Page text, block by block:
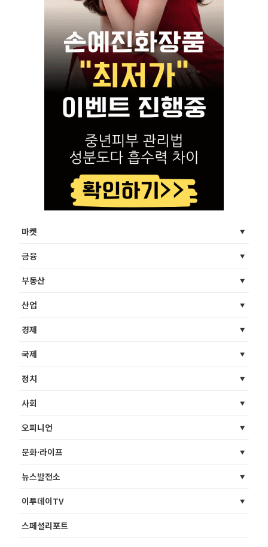
마켓
금융
부동산
산업
경제
국제
정치
사회
오피니언
문화·라이프
뉴스발전소
이투데이TV
스페셜리포트